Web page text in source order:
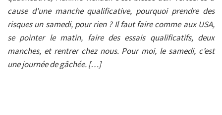
cause d’une manche qualificative, pourquoi prendre des
risques un samedi, pour rien ? Il faut faire comme aux USA,
se pointer le matin, faire des essais qualificatifs, deux
manches, et rentrer chez nous. Pour moi, le samedi, c’est
une journée de gâchée. […]